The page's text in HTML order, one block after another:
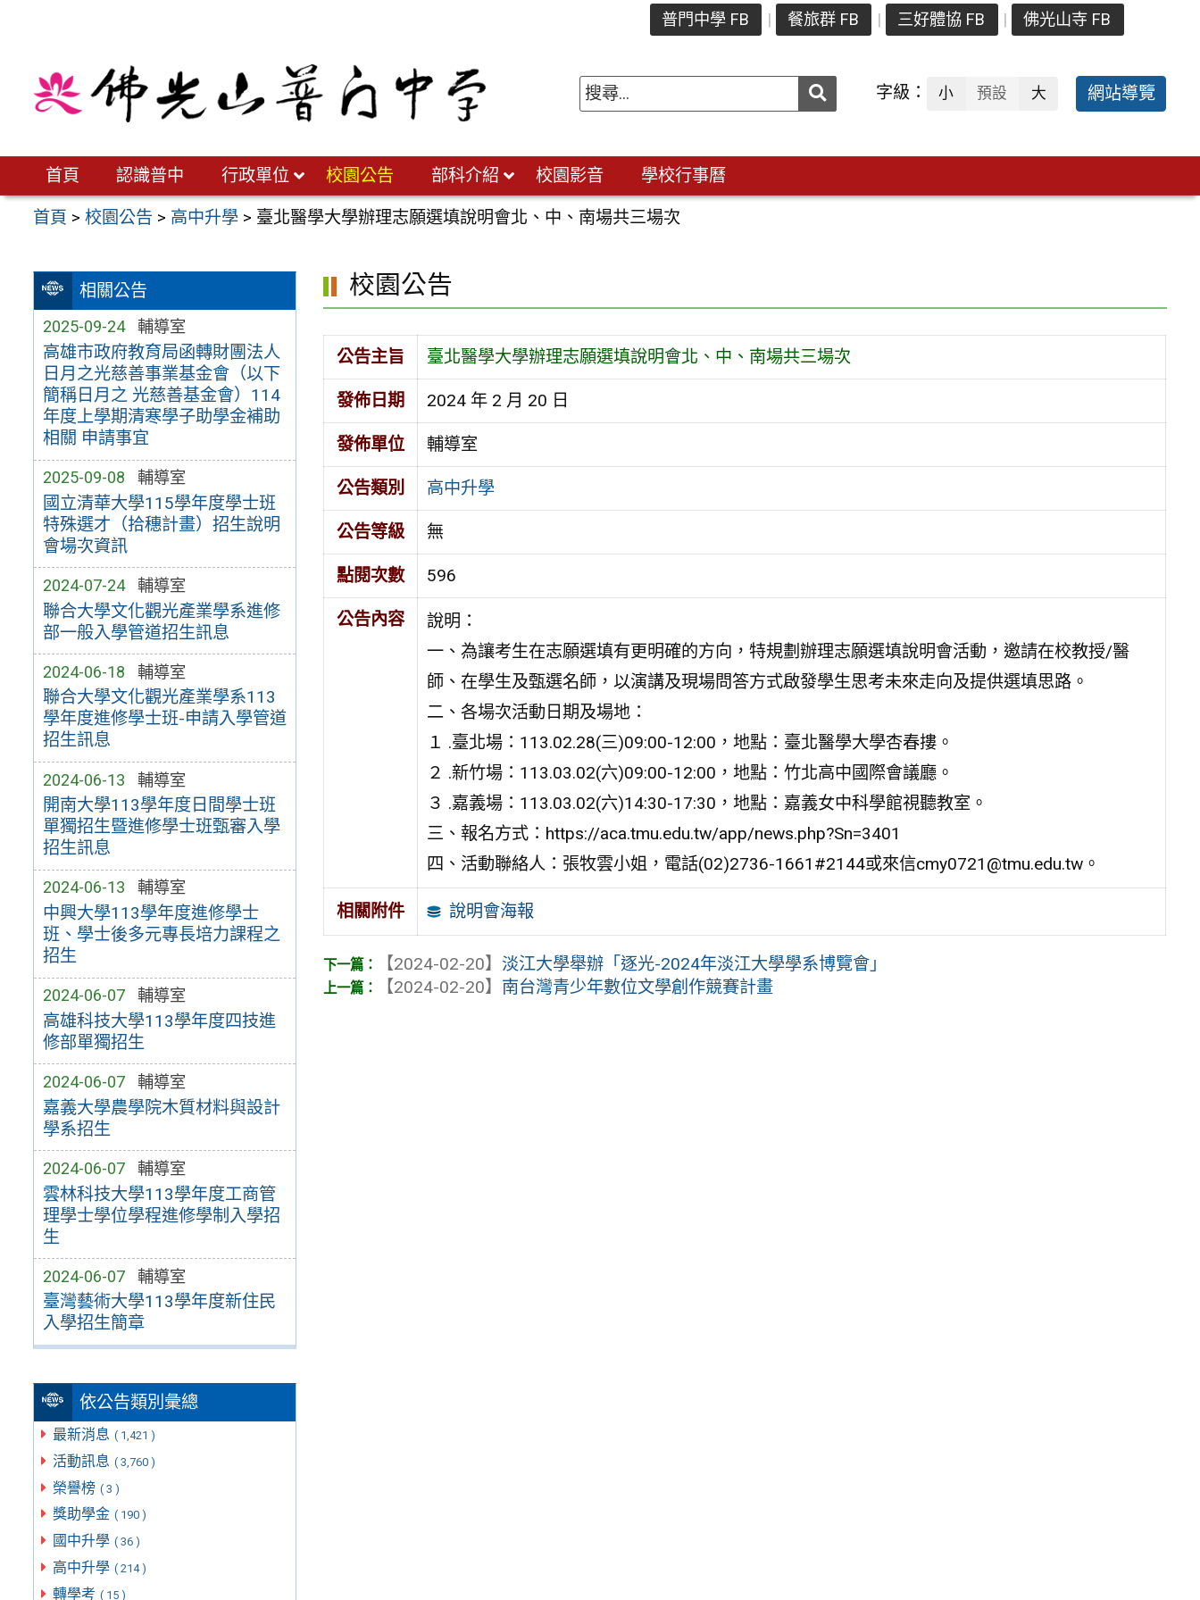
普門中學 FB 餐旅群 FB 三好體協 FB 佛光山寺 FB
送出 字級： 小 預設 大 網站導覽
首頁 認識普中 行政單位 校園公告 部科介紹 校園影音 學校行事曆
首頁 >校園公告 > 高中升學 > 臺北醫學大學辦理志願選填說明會北、中、南場共三場次
相關公告
2025-09-24 輔導室
高雄市政府教育局函轉財團法人
日月之光慈善事業基金會（以下
簡稱日月之 光慈善基金會）114
年度上學期清寒學子助學金補助
相關 申請事宜
2025-09-08 輔導室
國立清華大學115學年度學士班
特殊選才（拾穗計畫）招生說明
會場次資訊
2024-07-24 輔導室
聯合大學文化觀光產業學系進修
部一般入學管道招生訊息
2024-06-18 輔導室
聯合大學文化觀光產業學系113
學年度進修學士班-申請入學管道
招生訊息
2024-06-13 輔導室
開南大學113學年度日間學士班
單獨招生暨進修學士班甄審入學
招生訊息
2024-06-13 輔導室
中興大學113學年度進修學士
班、學士後多元專長培力課程之
招生
2024-06-07 輔導室
高雄科技大學113學年度四技進
修部單獨招生
2024-06-07 輔導室
嘉義大學農學院木質材料與設計
學系招生
2024-06-07 輔導室
雲林科技大學113學年度工商管
理學士學位學程進修學制入學招
生
2024-06-07 輔導室
臺灣藝術大學113學年度新住民
入學招生簡章
依公告類別彙總
最新消息 ( 1,421 )
活動訊息 ( 3,760 )
榮譽榜 ( 3 )
獎助學金 ( 190 )
國中升學 ( 36 )
高中升學 ( 214 )
轉學考 ( 15 )
校園公告
公告主旨 臺北醫學大學辦理志願選填說明會北、中、南場共三場次
發佈日期 2024 年 2 月 20 日
發佈單位 輔導室
公告類別 高中升學
公告等級 無
點閱次數 596
公告內容
說明：
一、為讓考生在志願選填有更明確的方向，特規劃辦理志願選填說明會活動，邀請在校教授/醫
師、在學生及甄選名師，以演講及現場問答方式啟發學生思考未來走向及提供選填思路。
二、各場次活動日期及場地：
１ .臺北場：113.02.28(三)09:00-12:00，地點：臺北醫學大學杏春摟。
２ .新竹場：113.03.02(六)09:00-12:00，地點：竹北高中國際會議廳。
３ .嘉義場：113.03.02(六)14:30-17:30，地點：嘉義女中科學館視聽教室。
三、報名方式：https://aca.tmu.edu.tw/app/news.php?Sn=3401
四、活動聯絡人：張牧雲小姐，電話(02)2736-1661#2144或來信cmy0721@tmu.edu.tw。
相關附件 說明會海報
【2024-02-20】 淡江大學舉辦「逐光-2024年淡江大學學系博覽會」
【2024-02-20】 南台灣青少年數位文學創作競賽計畫